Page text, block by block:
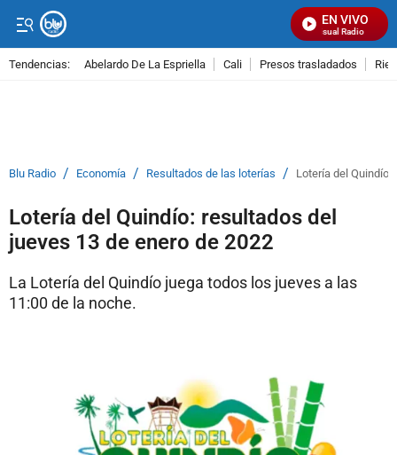
EN VIVO
Señal Visual Radio
Tendencias: Abelardo De La Espriella Cali Presos trasladados
Blu Radio / Economía / Resultados de las loterías / Lotería del Quindío:
Lotería del Quindío: resultados del
jueves 13 de enero de 2022
La Lotería del Quindío juega todos los jueves a las
11:00 de la noche.